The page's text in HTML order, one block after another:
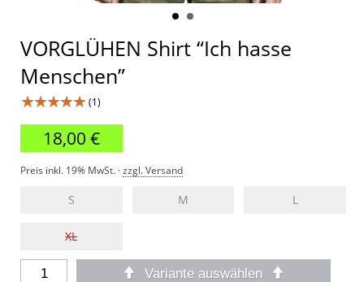
VORGLÜHEN Shirt “Ich hasse
Menschen”
★★★★★ (1)
18,00 €
Preis inkl. 19% MwSt. ·zzgl. Versand
S M L
XL
Variante auswählen